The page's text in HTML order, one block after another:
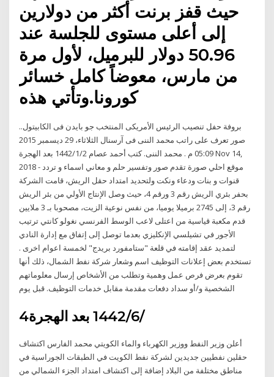
حيث قفز برنت أكثر من دولارين
إلى أعلى مستوى للجلسة عند
50.96 دولار للبرميل، لأول مرة
من مارس، معوضاً كامل خسائر
كورونا.وتأتي هذه
بروفة حفل تنصيب الرئيس الأمريكى المنتخب جو بايدن فى الكابيتول..
صور تعرف على راتب محمد الننى فى آرسنال الثلاثاء، 29 ديسمبر 2015
05:09 م . محمد الننى. كتب أحمد عصام 2‏‏/1‏‏/1442 بعد الهجرة Nov 14,
2018 - موقع احلي صورة تقدم صور وتفسير حلم و معاني اسماء و تردد
قنوات و بنات ودعاء ونكت ولتحديد امتداد حقل الريش، قامت الشركة
بحفر بئري الريش رقم 3 ورقم 4، حيث وصل الإنتاج الأولي من بئر الريش
رقم 3، إلى 2745 برميلا يوميا، من نفس نوعية الزيت، مصحوبا بـ 3 ملايين
قدم مكعبة قياسية من اعتلى لاعب الوسط الفرنسي نغولو كانتي ترتيب
الأجور في تشيلسي الإنكليزي بعدما توصل إلى إتفاق مع إدارة النادي
لتمديد عقد إقامته في قلعة "ستامفورد بريدج" لخمسة اعوام اخرى .
تستخدم بعض إعلانات التوظيف اسم وشعار شركة نفط الشمال، ذلك أنها
تقوم بعرض فرص عمل وهمية وتطلب من الأشخاص إرسال معلوماتهم
الشخصية و/أو سداد دفعات مقدمة مقابل خدمات التوظيف. قبل يوم
4‏‏/6‏‏/1442 بعد الهجرة
أعلن وزير النفط ووزير الكهرباء والماء الكويتي محمد الفارس اكتشاف
حقلين نفطيين جديدين لشركة نفط الكويت في الطبقات الجوراسية في
مناطق مختلفة من البلاد إضافة إلى اكتشاف امتداد الجزء الشمالي من